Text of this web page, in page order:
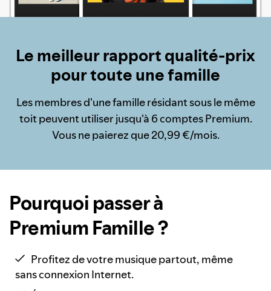
Le meilleur rapport qualité-prix
pour toute une famille
Les membres d'une famille résidant sous le même
toit peuvent utiliser jusqu'à 6 comptes Premium.
Vous ne paierez que 20,99 €/mois.
Pourquoi passer à
Premium Famille ?
Profitez de votre musique partout, même
sans connexion Internet.